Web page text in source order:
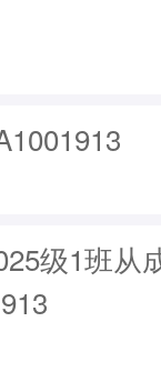
级1班从